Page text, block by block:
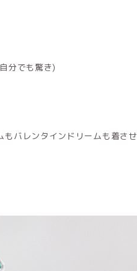
分でも驚き)
バレンタインドリームも着させ